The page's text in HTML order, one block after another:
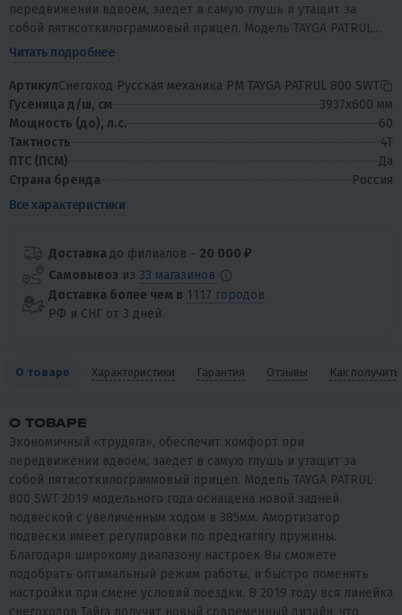
передвижении вдвоём, заедет в самую глушь и утащит за
собой пятисоткилограммовый прицеп. Модель TAYGA PATRUL
800 SWT 2019 модельного года оснащена новой...
Читать подробнее
АртикулСнегоход Русская механика РМ TAYGA PATRUL 800 SWT
Гусеница д/ш, см
3937х600 мм
Мощность (до), л.с.
60
Тактность
4T
ПТС (ПСМ)
Да
Страна бренда
Россия
Все характеристики
Доставкадо филиалов - 20 000 ₽
Самовывоз из 33 магазинов
Доставка более чем в 1117 городов
РФ и СНГ от 3 дней
О товаре Характеристики Гарантия Отзывы Как получить
О ТОВАРЕ
Экономичный «трудяга», обеспечит комфорт при
передвижении вдвоём, заедет в самую глушь и утащит за
собой пятисоткилограммовый прицеп. Модель TAYGA PATRUL
800 SWT 2019 модельного года оснащена новой задней
подвеской с увеличенным ходом в 385мм. Амортизатор
подвески имеет регулировки по преднатягу пружины.
Благодаря широкому диапазону настроек Вы сможете
подобрать оптимальный режим работы, и быстро поменять
настройки при смене условий поездки. В 2019 году вся линейка